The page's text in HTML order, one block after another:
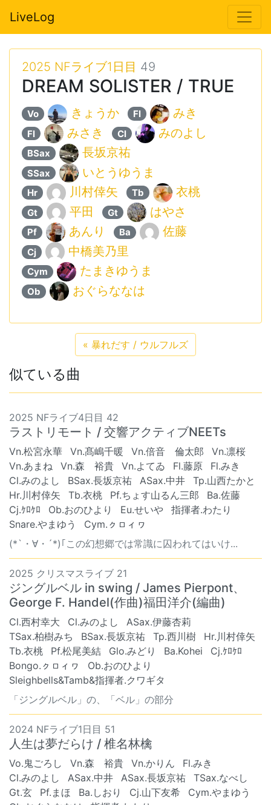
LiveLog
2025 NFライブ1日目 49
DREAM SOLISTER / TRUE
Vo きょうか Fl みき
Fl みさき Cl みのよし
BSax 長坂京祐
SSax いとうゆうま
Hr 川村倖矢 Tb 衣桃
Gt 平田 Gt はやさ
Pf あんり Ba 佐藤
Cj 中橋美乃里
Cym たまきゆうま
Ob おぐらななは
« 暴れだす / ウルフルズ
似ている曲
2025 NFライブ4日目 42
ラストリモート / 交響アクティブNEETs
Vn.松宮永華 Vn.髙嶋千暖 Vn.倍音 倫太郎
Vn.凛桜
Vn.あまね
Vn.森 裕貴 Vn.よてゐ Fl.藤原
Fl.みき
Cl.みのよし
BSax.長坂京祐 ASax.中井
Tp.山西たかと
Hr.川村倖矢
Tb.衣桃 Pf.ちょす山るん三郎
Ba.佐藤
Cj.ｹﾛｹﾛ
Ob.おのひより Eu.せいや
指揮者.わたり
Snare.やまゆう
Cym.ㇰㇿィヮ
(*`・∀・´*)｢この幻想郷では常識に囚われてはいけ...
2025 クリスマスライブ 21
ジングルベル in swing / James Pierpont、
George F. Handel(作曲)福田洋介(編曲)
Cl.西村幸大 Cl.みのよし
ASax.伊藤杏莉
TSax.柏樹みち
BSax.長坂京祐 Tp.西川樹
Hr.川村倖矢
Tb.衣桃
Pf.松尾美結 Glo.みどり Ba.Kohei
Cj.ｹﾛｹﾛ
Bongo.ㇰㇿィヮ
Ob.おのひより
Sleighbells&Tamb&指揮者.クワギタ
「ジングルベル」の、「ベル」の部分
2024 NFライブ1日目 51
人生は夢だらけ / 椎名林檎
Vo.鬼ごろし Vn.森 裕貴 Vn.かりん
Fl.みき
Cl.みのよし
ASax.中井 ASax.長坂京祐
TSax.なべし
Gt.玄
Pf.まほ Ba.しおり Cj.山下友希
Cym.やまゆう